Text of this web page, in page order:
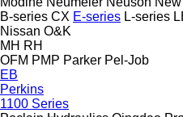
B-series CX E-series L-series
Nissan O&K
MH RH
OFM PMP Parker Pel-Job
EB
Perkins
1100 Series